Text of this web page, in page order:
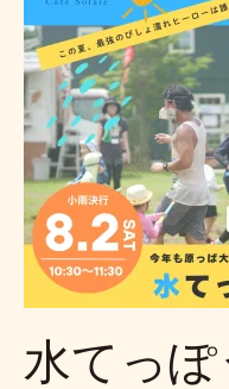
水てっ